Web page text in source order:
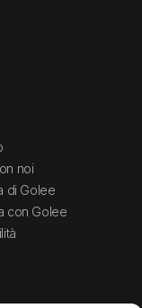
noi
di Golee
con Golee